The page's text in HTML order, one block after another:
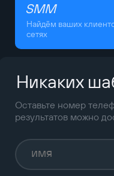
SMM
Найдём ваших
сетях
Никаких
Оставьте номер
результатов можно